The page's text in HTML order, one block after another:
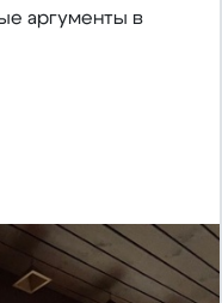
аргументы в